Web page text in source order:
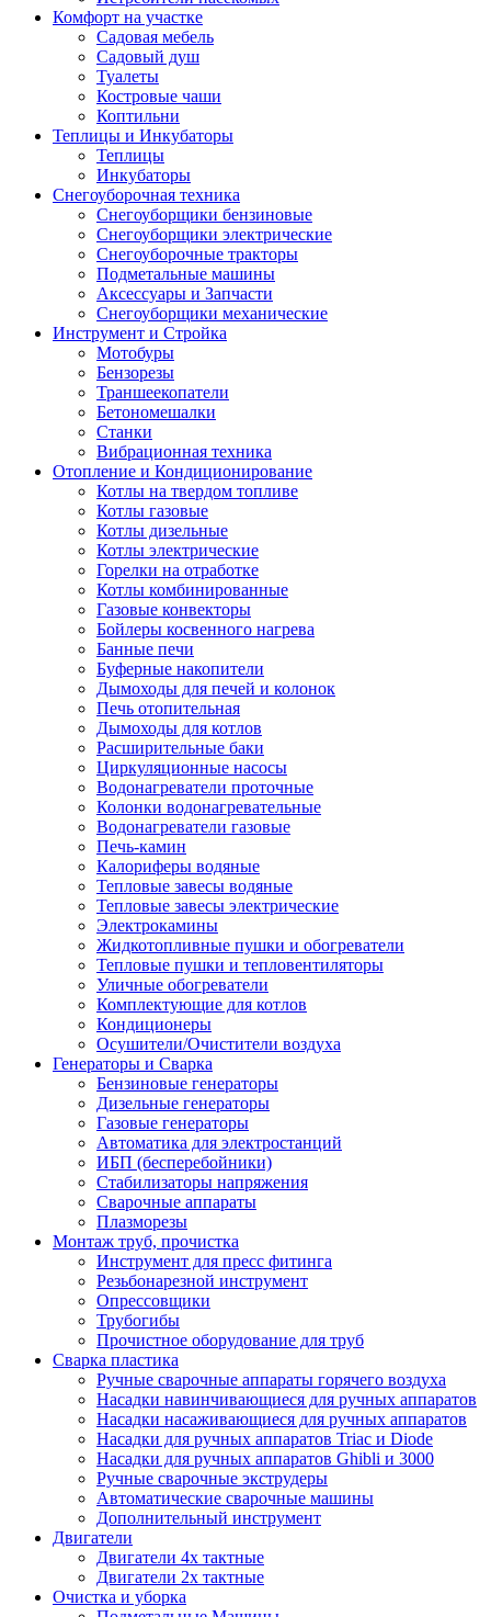
Комфорт на участке
Садовая мебель
Садовый душ
Туалеты
Костровые чаши
Коптильни
Теплицы и Инкубаторы
Теплицы
Инкубаторы
Снегоуборочная техника
Снегоуборщики бензиновые
Снегоуборщики электрические
Снегоуборочные тракторы
Подметальные машины
Аксессуары и Запчасти
Снегоуборщики механические
Инструмент и Стройка
Мотобуры
Бензорезы
Траншеекопатели
Бетономешалки
Станки
Вибрационная техника
Отопление и Кондиционирование
Котлы на твердом топливе
Котлы газовые
Котлы дизельные
Котлы электрические
Горелки на отработке
Котлы комбинированные
Газовые конвекторы
Бойлеры косвенного нагрева
Банные печи
Буферные накопители
Дымоходы для печей и колонок
Печь отопительная
Дымоходы для котлов
Расширительные баки
Циркуляционные насосы
Водонагреватели проточные
Колонки водонагревательные
Водонагреватели газовые
Печь-камин
Калориферы водяные
Тепловые завесы водяные
Тепловые завесы электрические
Электрокамины
Жидкотопливные пушки и обогреватели
Тепловые пушки и тепловентиляторы
Уличные обогреватели
Комплектующие для котлов
Кондиционеры
Осушители/Очистители воздуха
Генераторы и Сварка
Бензиновые генераторы
Дизельные генераторы
Газовые генераторы
Автоматика для электростанций
ИБП (бесперебойники)
Стабилизаторы напряжения
Сварочные аппараты
Плазморезы
Монтаж труб, прочистка
Инструмент для пресс фитинга
Резьбонарезной инструмент
Опрессовщики
Трубогибы
Прочистное оборудование для труб
Сварка пластика
Ручные сварочные аппараты горячего воздуха
Насадки навинчивающиеся для ручных аппаратов
Насадки насаживающиеся для ручных аппаратов
Насадки для ручных аппаратов Triac и Diode
Насадки для ручных аппаратов Ghibli и 3000
Ручные сварочные экструдеры
Автоматические сварочные машины
Дополнительный инструмент
Двигатели
Двигатели 4х тактные
Двигатели 2х тактные
Очистка и уборка